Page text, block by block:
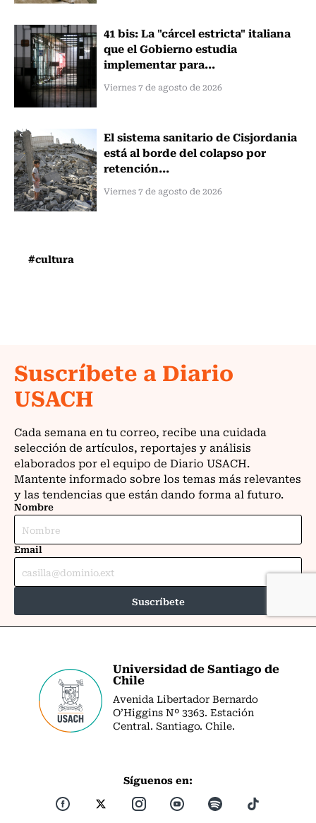
41 bis: La "cárcel estricta" italiana
que el Gobierno estudia
implementar para...
Viernes 7 de agosto de 2026
El sistema sanitario de Cisjordania
está al borde del colapso por
retención...
Viernes 7 de agosto de 2026
#cultura
Universidad de Santiago de
Chile
Avenida Libertador Bernardo
O’Higgins Nº 3363. Estación
Central. Santiago. Chile.
Síguenos en: